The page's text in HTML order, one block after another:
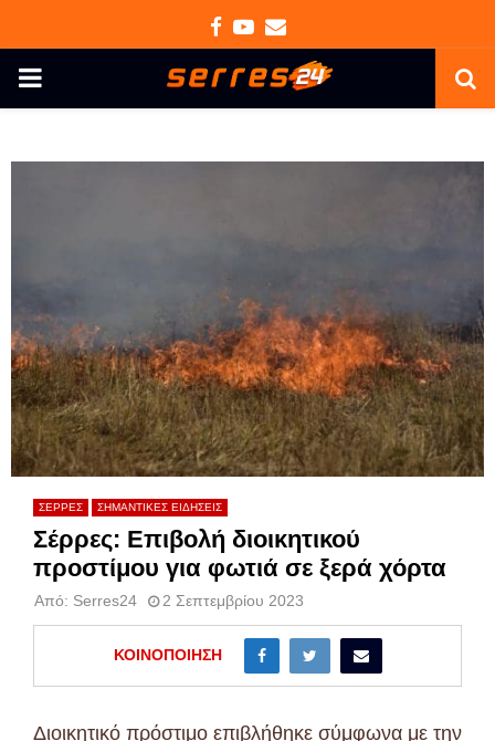
Facebook
Youtube
Email
PRIMARY
ΣΕΡΡΕΣ ΣΗΜΑΝΤΙΚΕΣ ΕΙΔΗΣΕΙΣ
Σέρρες: Επιβολή διοικητικού
προστίμου για φωτιά σε ξερά χόρτα
Από: Serres24 2 Σεπτεμβρίου 2023
ΚΟΙΝΟΠΟΊΗΣΗ
Διοικητικό πρόστιμο επιβλήθηκε σύμφωνα με την